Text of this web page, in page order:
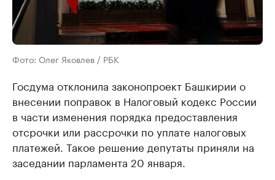
Фото: Олег Яковлев / РБК
Госдума отклонила законопроект Башкирии о
внесении поправок в Налоговый кодекс России
в части изменения порядка предоставления
отсрочки или рассрочки по уплате налоговых
платежей. Такое решение депутаты приняли на
заседании парламента 20 января.